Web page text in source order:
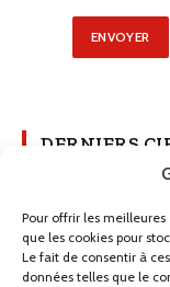
Pour offrir les
que les cookies pour
Le fait de consentir à
données telles que le
DERNIERS